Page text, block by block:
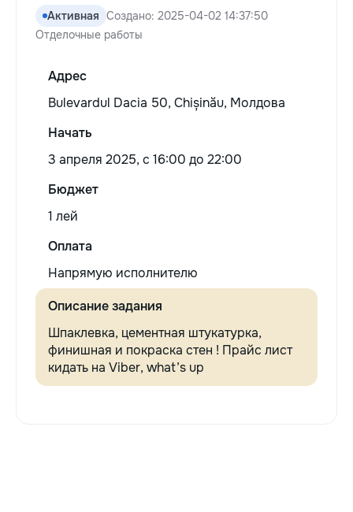
Активная Создано: 2025-04-02 14:37:50
Отделочные работы
Адрес
Bulevardul Dacia 50, Chișinău, Молдова
Начать
3 апреля 2025, c 16:00 до 22:00
Бюджет
1 лей
Оплата
Напрямую исполнителю
Описание задания
Шпаклевка, цементная штукатурка,
финишная и покраска стен ! Прайс лист
кидать на Viber, what’s up